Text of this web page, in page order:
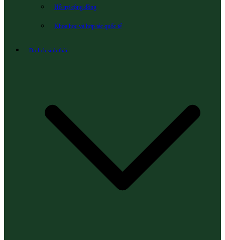
Hỗ trợ cộng đồng
Khoa học và hợp tác quốc tế
Du lịch sinh thái